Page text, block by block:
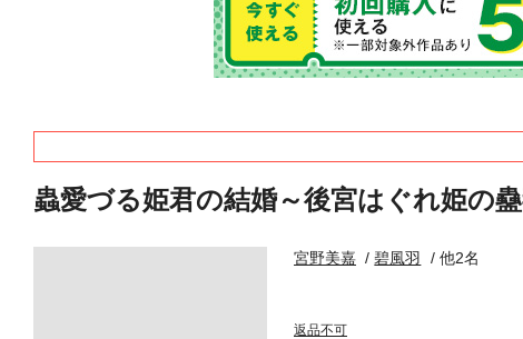
蟲愛づる姫君の結婚～後宮はぐれ姫の
宮野美嘉 碧風羽 他2名
返品不可